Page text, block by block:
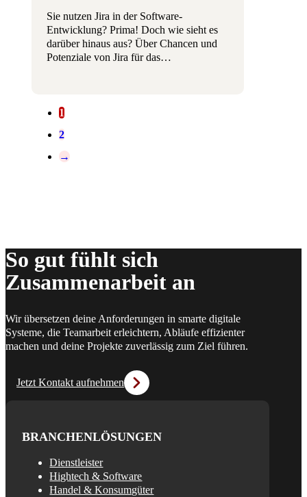
Sie nutzen Jira in der Software-
Entwicklung? Prima! Doch wie sieht es
darüber hinaus aus? Über Chancen und
Potenziale von Jira für das…
1
2
→
So gut fühlt sich
Zusammenarbeit an
Wir übersetzen deine Anforderungen in smarte digitale
Systeme, die Teamarbeit erleichtern, Abläufe effizienter
machen und deine Projekte zuverlässig zum Ziel führen.
Jetzt Kontakt aufnehmen
BRANCHENLÖSUNGEN
Dienstleister
Hightech & Software
Handel & Konsumgüter